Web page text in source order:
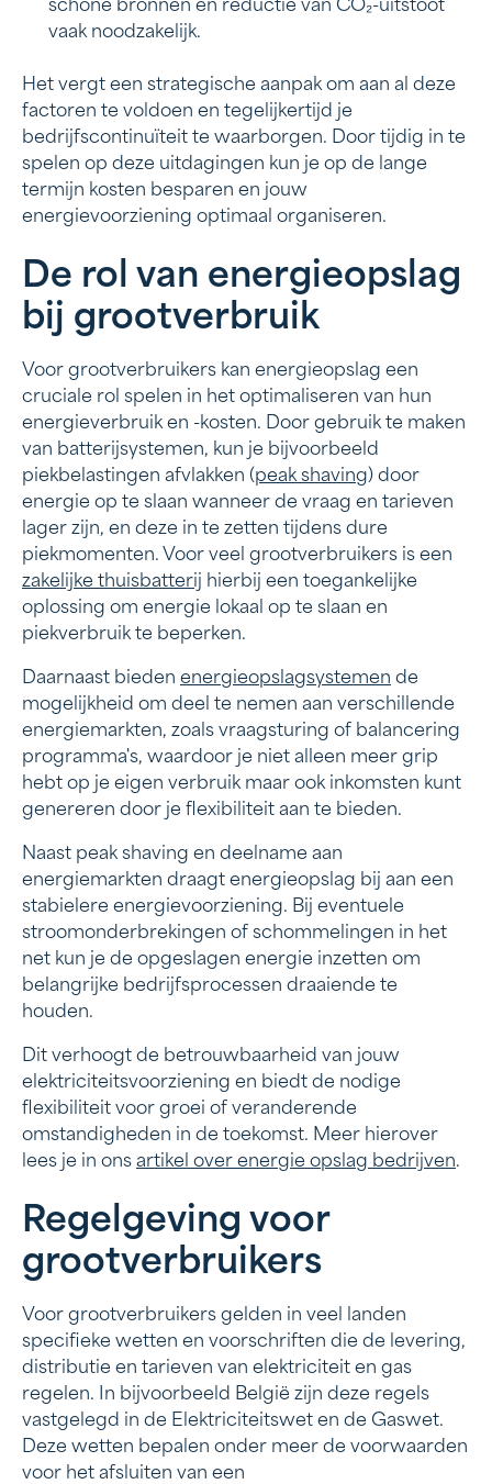
schone bronnen en reductie van CO₂-uitstoot
vaak noodzakelijk.
Het vergt een strategische aanpak om aan al deze
factoren te voldoen en tegelijkertijd je
bedrijfscontinuïteit te waarborgen. Door tijdig in te
spelen op deze uitdagingen kun je op de lange
termijn kosten besparen en jouw
energievoorziening optimaal organiseren.
De rol van energieopslag
bij grootverbruik
Voor grootverbruikers kan energieopslag een
cruciale rol spelen in het optimaliseren van hun
energieverbruik en -kosten. Door gebruik te maken
van batterijsystemen, kun je bijvoorbeeld
piekbelastingen afvlakken (peak shaving) door
energie op te slaan wanneer de vraag en tarieven
lager zijn, en deze in te zetten tijdens dure
piekmomenten. Voor veel grootverbruikers is een
zakelijke thuisbatterij hierbij een toegankelijke
oplossing om energie lokaal op te slaan en
piekverbruik te beperken.
Daarnaast bieden energieopslagsystemen de
mogelijkheid om deel te nemen aan verschillende
energiemarkten, zoals vraagsturing of balancering
programma's, waardoor je niet alleen meer grip
hebt op je eigen verbruik maar ook inkomsten kunt
genereren door je flexibiliteit aan te bieden.
Naast peak shaving en deelname aan
energiemarkten draagt energieopslag bij aan een
stabielere energievoorziening. Bij eventuele
stroomonderbrekingen of schommelingen in het
net kun je de opgeslagen energie inzetten om
belangrijke bedrijfsprocessen draaiende te
houden.
Dit verhoogt de betrouwbaarheid van jouw
elektriciteitsvoorziening en biedt de nodige
flexibiliteit voor groei of veranderende
omstandigheden in de toekomst. Meer hierover
lees je in ons artikel over energie opslag bedrijven.
Regelgeving voor
grootverbruikers
Voor grootverbruikers gelden in veel landen
specifieke wetten en voorschriften die de levering,
distributie en tarieven van elektriciteit en gas
regelen. In bijvoorbeeld België zijn deze regels
vastgelegd in de Elektriciteitswet en de Gaswet.
Deze wetten bepalen onder meer de voorwaarden
voor het afsluiten van een